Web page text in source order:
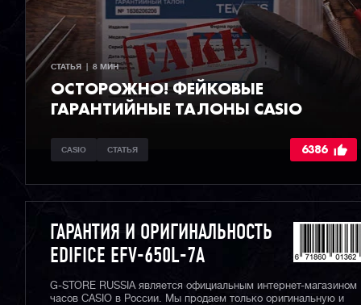
СТАТЬЯ  |  8 МИН
ОСТОРОЖНО! ФЕЙКОВЫЕ
ГАРАНТИЙНЫЕ ТАЛОНЫ CASIO
CASIO СТАТЬЯ 6386
ГАРАНТИЯ И ОРИГИНАЛЬНОСТЬ
EDIFICE EFV-650L-7A
G-STORE RUSSIA является официальным интернет-магазином
часов CASIO в России. Мы продаем только оригинальную и